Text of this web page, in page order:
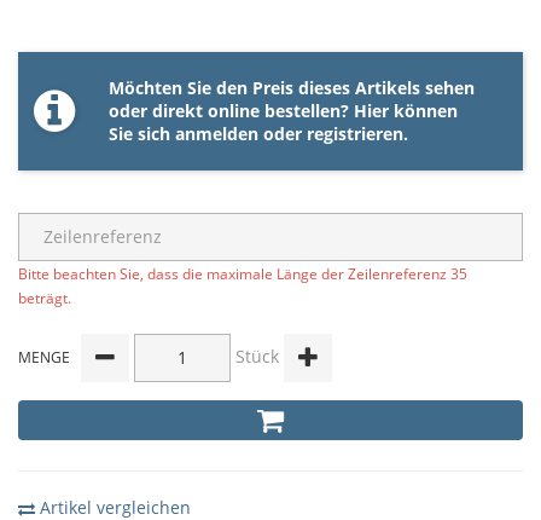
Möchten Sie den Preis dieses Artikels sehen
oder direkt online bestellen? Hier können
Sie sich anmelden oder registrieren.
Bitte beachten Sie, dass die maximale Länge der Zeilenreferenz 35
beträgt.
MENGE Stück
Artikel vergleichen